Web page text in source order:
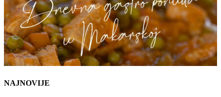
NAJNOVIJE